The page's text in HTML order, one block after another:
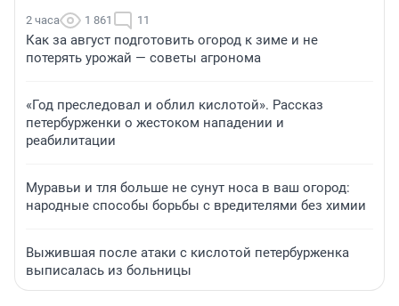
2 часа 1 861 11
Как за август подготовить огород к зиме и не
потерять урожай — советы агронома
«Год преследовал и облил кислотой». Рассказ
петербурженки о жестоком нападении и
реабилитации
Муравьи и тля больше не сунут носа в ваш огород:
народные способы борьбы с вредителями без химии
Выжившая после атаки с кислотой петербурженка
выписалась из больницы